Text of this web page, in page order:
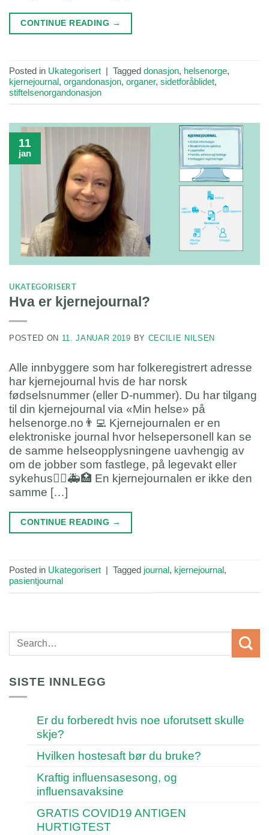
CONTINUE READING →
Posted in Ukategorisert | Tagged donasjon, helsenorge,
kjernejournal, organdonasjon, organer, sidetforåblidet,
stiftelsenorgandonasjon
11
jan
UKATEGORISERT
Hva er kjernejournal?
POSTED ON 11. JANUAR 2019 BY CECILIE NILSEN
Alle innbyggere som har folkeregistrert adresse
har kjernejournal hvis de har norsk
fødselsnummer (eller D-nummer). Du har tilgang
til din kjernejournal via «Min helse» på
helsenorge.no👨‍💻 Kjernejournalen er en
elektroniske journal hvor helsepersonell kan se
de samme helseopplysningene uavhengig av
om de jobber som fastlege, på legevakt eller
sykehus👨‍⚕️🚑🏥 En kjernejournalen er ikke den
samme […]
CONTINUE READING →
Posted in Ukategorisert | Tagged journal, kjernejournal,
pasientjournal
SISTE INNLEGG
Er du forberedt hvis noe uforutsett skulle
skje?
Hvilken hostesaft bør du bruke?
Kraftig influensasesong, og
influensavaksine
GRATIS COVID19 ANTIGEN
HURTIGTEST